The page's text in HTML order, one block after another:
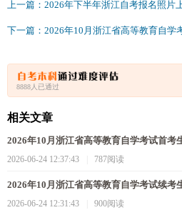
上一篇：2026年下半年浙江自考报名照片
下一篇：2026年10月浙江省高等教育自学
8888人已通过
相关文章
2026年10月浙江省高等教育自学考试首考
2026-06-24 12:37:43
787阅读
2026年10月浙江省高等教育自学考试续考
2026-06-24 12:31:43
|900阅读